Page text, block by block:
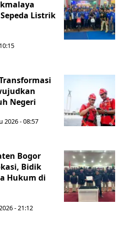
Listrik
Negeri
2026 - 08:57
Bogor
Bidik
Hukum di
- 21:12